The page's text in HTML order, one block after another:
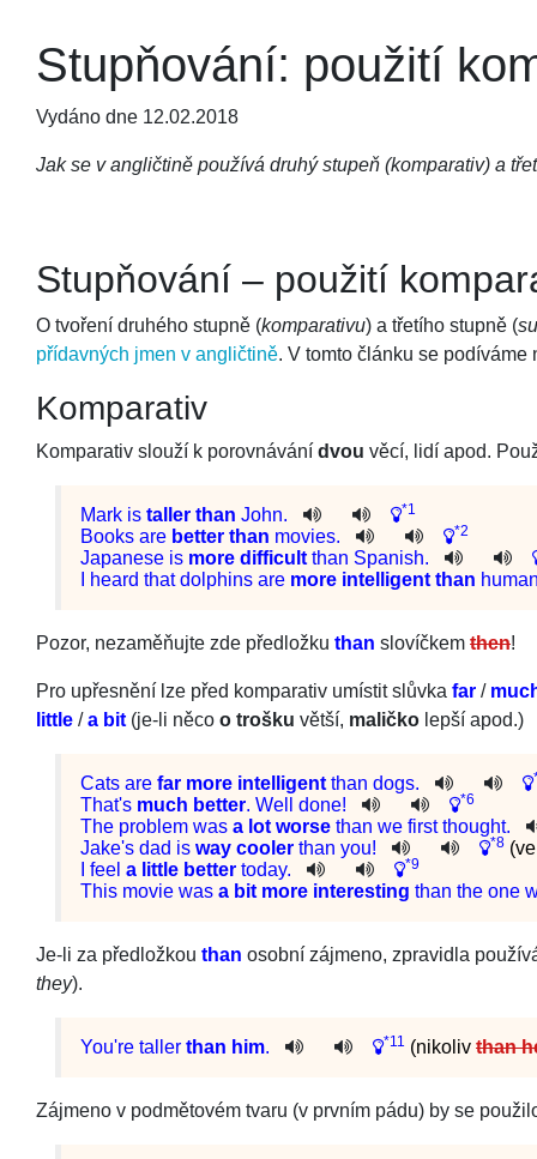
Stupňování: použití
Vydáno dne 12.02.2018
Jak se v angličtině používá druhý stupeň (komparativ) a
Stupňování – použití
O tvoření druhého stupně (komparativu) a třetího stupně (
přídavných jmen v angličtině. V tomto článku se
Komparativ
Komparativ slouží k porovnávání dvou věcí, lidí apod.
Mark is taller than John. *1
Books are better than movies. *2
Japanese is more difficult than Spanish.
heard that dolphins are more intelligent than
Pozor, nezaměňujte zde předložku than slovíčkem then!
Pro upřesnění lze před komparativ umístit slůvka far /
little /a bit (je-li něco o trošku větší, maličko lepší apod.)
Cats are far more intelligent than dogs.
That's much better. Well done! *6
The problem was a lot worse than we first thought.
Jake's dad is way cooler than you! *8
feel a little better today. *9
This movie was a bit more interesting than the one
Je-li za předložkou than osobní zájmeno, zpravidla
they).
You're taller than him. *11 (nikoliv than
Zájmeno v podmětovém tvaru (v prvním pádu) by se